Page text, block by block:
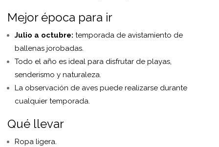
Mejor época para ir
Julio a octubre: temporada de avistamiento de
ballenas jorobadas.
Todo el año es ideal para disfrutar de playas,
senderismo y naturaleza.
La observación de aves puede realizarse durante
cualquier temporada.
Qué llevar
Ropa ligera.